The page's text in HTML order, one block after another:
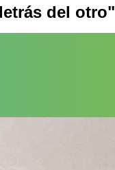
del otro"